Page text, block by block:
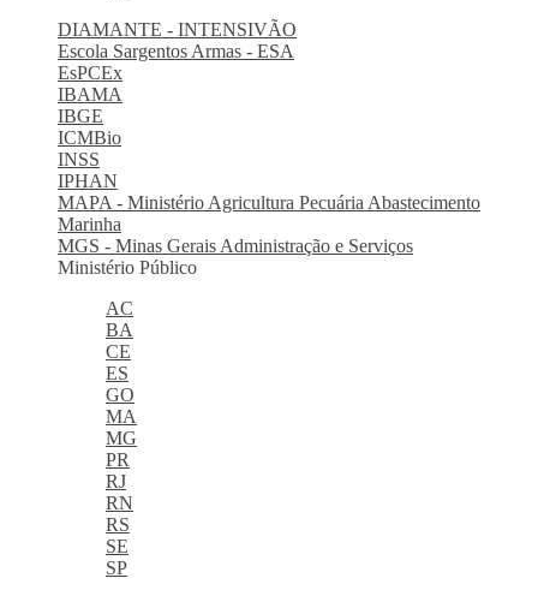
DIAMANTE - INTENSIVÃO
Escola Sargentos Armas - ESA
EsPCEx
IBAMA
IBGE
ICMBio
INSS
IPHAN
MAPA - Ministério Agricultura Pecuária Abastecimento
Marinha
MGS - Minas Gerais Administração e Serviços
Ministério Público
AC
BA
CE
ES
GO
MA
MG
PR
RJ
RN
RS
SE
SP